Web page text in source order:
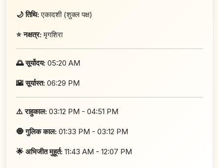
🌙 तिथि:एकादशी (शुक्ल पक्ष)
⭐ नक्षत्र:मृगशिरा
🌅 सूर्योदय: 05:20 AM
🌇 सूर्यास्त: 06:29 PM
⚠️ राहुकाल: 03:12 PM - 04:51 PM
🧿 गुलिक काल: 01:33 PM - 03:12 PM
🌟 अभिजीत मुहूर्त: 11:43 AM - 12:07 PM